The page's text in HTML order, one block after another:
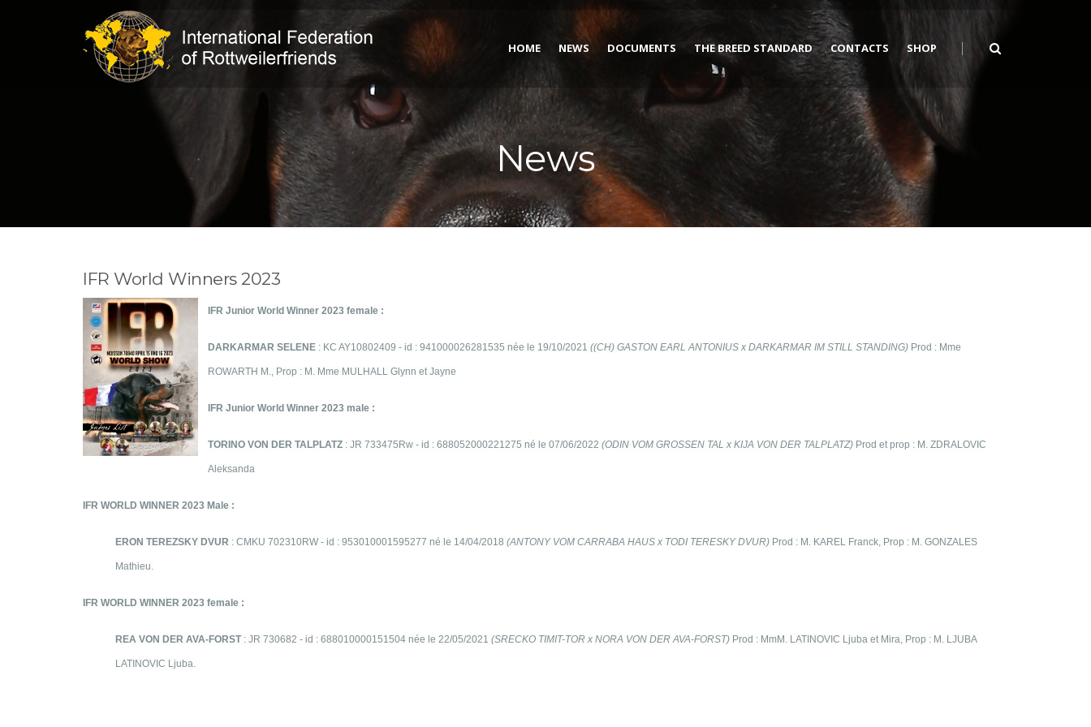
HOME NEWS DOCUMENTS THE BREED STANDARD CONTACTS SHOP
News
IFR World Winners 2023
IFR Junior World Winner 2023 female :
DARKARMAR SELENE : KC AY10802409 - id : 941000026281535 née le 19/10/2021 ((CH) GASTON EARL ANTONIUS x DARKARMAR IM STILL STANDING) Prod : Mme
ROWARTH M., Prop : M. Mme MULHALL Glynn et Jayne
IFR Junior World Winner 2023 male :
TORINO VON DER TALPLATZ : JR 733475Rw - id : 688052000221275 né le 07/06/2022 (ODIN VOM GROSSEN TAL x KIJA VON DER TALPLATZ) Prod et prop : M. ZDRALOVIC
Aleksanda
IFR WORLD WINNER 2023 Male :
ERON TEREZSKY DVUR : CMKU 702310RW - id : 953010001595277 né le 14/04/2018 (ANTONY VOM CARRABA HAUS x TODI TERESKY DVUR) Prod : M. KAREL Franck, Prop : M. GONZALES
Mathieu.
IFR WORLD WINNER 2023 female :
REA VON DER AVA-FORST: JR 730682 - id : 688010000151504 née le 22/05/2021 (SRECKO TIMIT-TOR x NORA VON DER AVA-FORST) Prod : MmM. LATINOVIC Ljuba et Mira, Prop : M. LJUBA
LATINOVIC Ljuba.